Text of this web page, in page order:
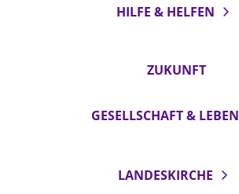
HILFE & HELFEN
ZUKUNFT
GESELLSCHAFT & LEBEN
LANDESKIRCHE